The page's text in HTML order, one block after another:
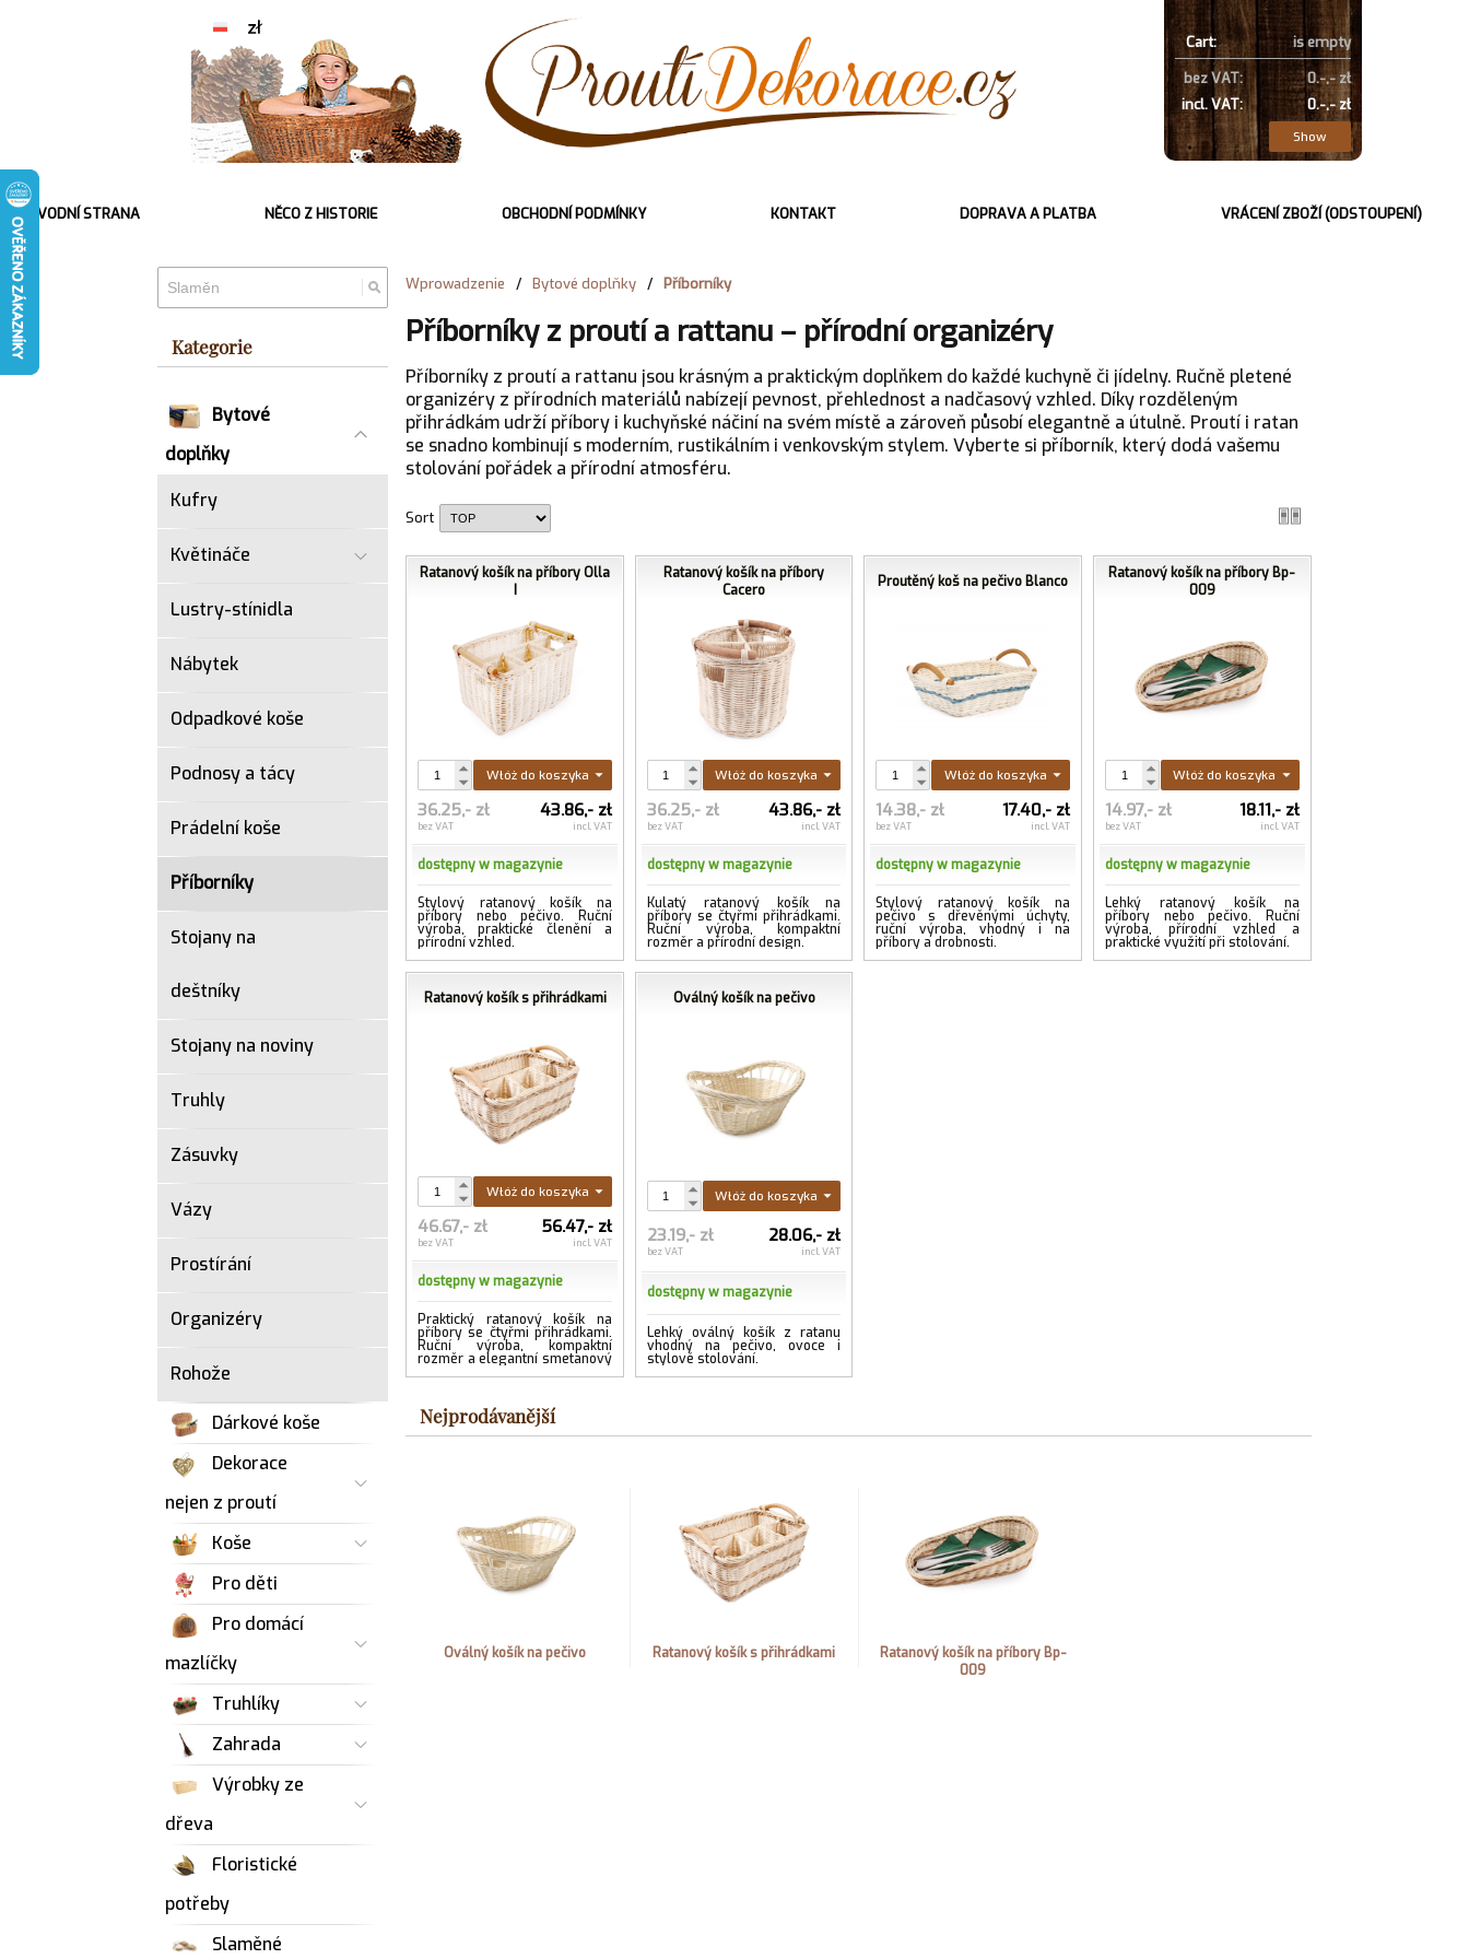
Cart:
is empty
bez VAT:
0.-,- zł
incl. VAT:
0.-,- zł
Show
ÚVODNÍ STRANA NĚCO Z HISTORIE OBCHODNÍ PODMÍNKY KONTAKT DOPRAVA A PLATBA VRÁCENÍ ZBOŽÍ (ODSTOUPENÍ)
Kategorie
Bytové
doplňky
Kufry
Květináče
Lustry-stínidla
Nábytek
Odpadkové koše
Podnosy a tácy
Prádelní koše
Příborníky
Stojany na
deštníky
Stojany na noviny
Truhly
Zásuvky
Vázy
Prostírání
Organizéry
Rohože
Dárkové koše
Dekorace
nejen z proutí
Koše
Pro děti
Pro domácí
mazlíčky
Truhlíky
Zahrada
Výrobky ze
dřeva
Floristické
potřeby
Slaměné
Wprowadzenie / Bytové doplňky / Příborníky
Příborníky z proutí a rattanu – přírodní organizéry
Příborníky z proutí a rattanu jsou krásným a praktickým doplňkem do každé kuchyně či jídelny. Ručně pletené
organizéry z přírodních materiálů nabízejí pevnost, přehlednost a nadčasový vzhled. Díky rozděleným
přihrádkám udrží příbory i kuchyňské náčiní na svém místě a zároveň působí elegantně a útulně. Proutí i ratan
se snadno kombinují s moderním, rustikálním i venkovským stylem. Vyberte si příborník, který dodá vašemu
stolování pořádek a přírodní atmosféru.
Sort
Ratanový košík na příbory Olla
I
Włóż do koszyka
36.25,- zł
bez VAT
43.86,- zł
incl. VAT
dostępny w magazynie
Stylový ratanový košík na
příbory nebo pečivo. Ruční
výroba, praktické členění a
přírodní vzhled.
Ratanový košík na příbory
Cacero
Włóż do koszyka
36.25,- zł
bez VAT
43.86,- zł
incl. VAT
dostępny w magazynie
Kulatý ratanový košík na
příbory se čtyřmi přihrádkami.
Ruční výroba, kompaktní
rozměr a přírodní design.
Proutěný koš na pečivo Blanco
Włóż do koszyka
14.38,- zł
bez VAT
17.40,- zł
incl. VAT
dostępny w magazynie
Stylový ratanový košík na
pečivo s dřevěnými úchyty,
ruční výroba, vhodný i na
příbory a drobnosti.
Ratanový košík na příbory Bp-
009
Włóż do koszyka
14.97,- zł
bez VAT
18.11,- zł
incl. VAT
dostępny w magazynie
Lehký ratanový košík na
příbory nebo pečivo. Ruční
výroba, přírodní vzhled a
praktické využití při stolování.
Ratanový košík s přihrádkami
Włóż do koszyka
46.67,- zł
bez VAT
56.47,- zł
incl. VAT
dostępny w magazynie
Praktický ratanový košík na
příbory se čtyřmi přihrádkami.
Ruční výroba, kompaktní
rozměr a elegantní smetanový
Oválný košík na pečivo
Włóż do koszyka
23.19,- zł
bez VAT
28.06,- zł
incl. VAT
dostępny w magazynie
Lehký oválný košík z ratanu
vhodný na pečivo, ovoce i
stylové stolování.
Nejprodávanější
Oválný košík na pečivo Ratanový košík s přihrádkami
Ratanový košík na příbory Bp-
009